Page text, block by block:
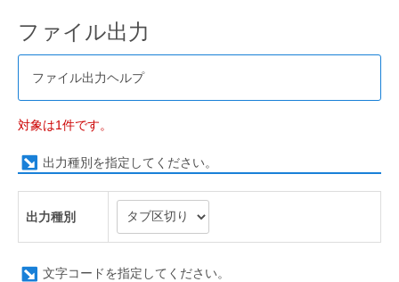
ファイル出力
ファイル出力ヘルプ
対象は1件です。
出力種別を指定してください。
出力種別
文字コードを指定してください。